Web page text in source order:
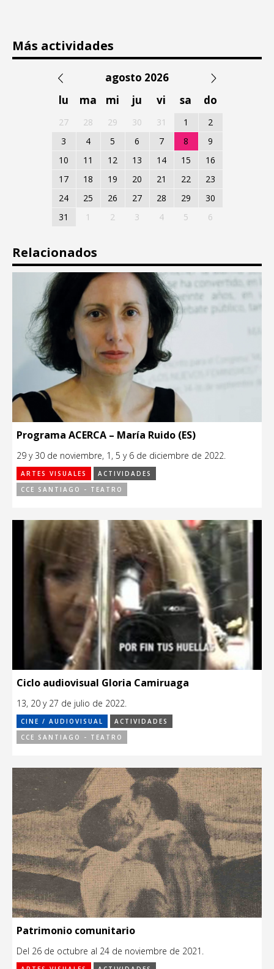
Más actividades
agosto 2026
lu
ma mi ju vi sa do
27 28 29 30 31 1
2
3
4 5 6 7 8
9
10
11 12 13 14 15
16
17
18 19 20 21 22
23
24
25 26 27 28 29
30
31
1 2 3 4 5 6
Relacionados
Programa ACERCA – María Ruido (ES)
29 y 30 de noviembre, 1, 5 y 6 de diciembre de 2022.
ARTES VISUALES
ACTIVIDADES
CCE SANTIAGO - TEATRO
Ciclo audiovisual Gloria Camiruaga
13, 20 y 27 de julio de 2022.
CINE / AUDIOVISUAL
ACTIVIDADES
CCE SANTIAGO - TEATRO
Patrimonio comunitario
Del 26 de octubre al 24 de noviembre de 2021.